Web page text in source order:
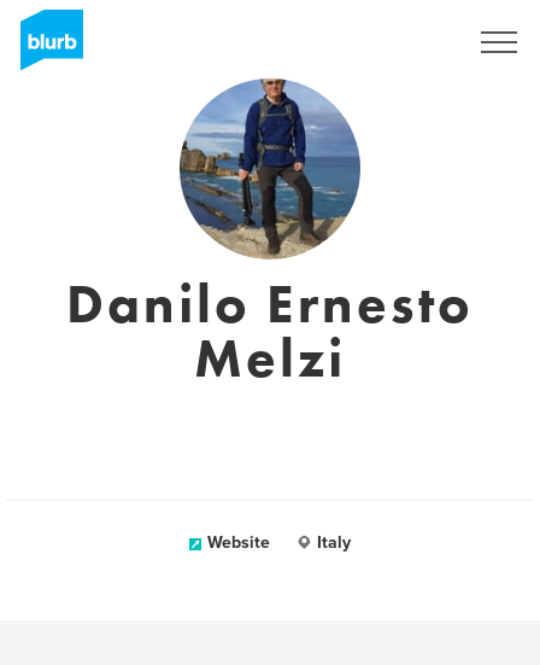
Danilo Ernesto
Melzi
Website Italy